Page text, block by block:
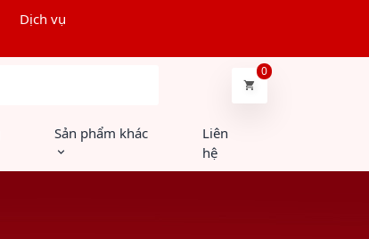
Dịch vụ
0
Sản phẩm khác
Liên
hệ